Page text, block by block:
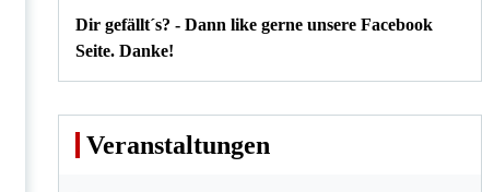
Dir gefällt´s? - Dann like gerne unsere Facebook
Seite. Danke!
Veranstaltungen